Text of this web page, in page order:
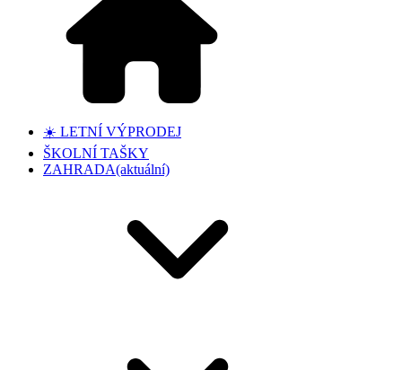
☀️ LETNÍ VÝPRODEJ
ŠKOLNÍ TAŠKY
ZAHRADA(aktuální)